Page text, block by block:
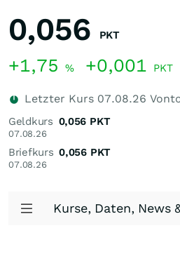
0,056 PKT
+1,75 % +0,001 PKT
Letzter Kurs 07.08.26
Geldkurs
07.08.26
0,056 PKT
Briefkurs
07.08.26
0,056 PKT
Kurse, Daten, News